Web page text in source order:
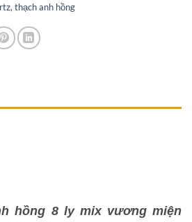
, thạch anh hồng
hồng 8 ly mix vương miện